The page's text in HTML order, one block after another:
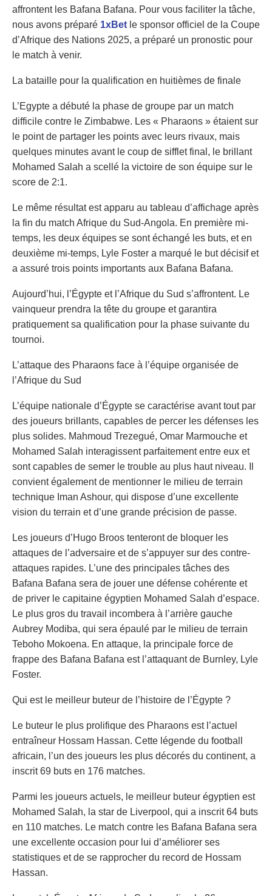
affrontent les Bafana Bafana. Pour vous faciliter la tâche,
nous avons préparé 1xBet le sponsor officiel de la Coupe
d’Afrique des Nations 2025, a préparé un pronostic pour
le match à venir.
La bataille pour la qualification en huitièmes de finale
L’Egypte a débuté la phase de groupe par un match
difficile contre le Zimbabwe. Les « Pharaons » étaient sur
le point de partager les points avec leurs rivaux, mais
quelques minutes avant le coup de sifflet final, le brillant
Mohamed Salah a scellé la victoire de son équipe sur le
score de 2:1.
Le même résultat est apparu au tableau d’affichage après
la fin du match Afrique du Sud-Angola. En première mi-
temps, les deux équipes se sont échangé les buts, et en
deuxième mi-temps, Lyle Foster a marqué le but décisif et
a assuré trois points importants aux Bafana Bafana.
Aujourd’hui, l’Égypte et l’Afrique du Sud s’affrontent. Le
vainqueur prendra la tête du groupe et garantira
pratiquement sa qualification pour la phase suivante du
tournoi.
L’attaque des Pharaons face à l’équipe organisée de
l’Afrique du Sud
L’équipe nationale d’Égypte se caractérise avant tout par
des joueurs brillants, capables de percer les défenses les
plus solides. Mahmoud Trezegué, Omar Marmouche et
Mohamed Salah interagissent parfaitement entre eux et
sont capables de semer le trouble au plus haut niveau. Il
convient également de mentionner le milieu de terrain
technique Iman Ashour, qui dispose d’une excellente
vision du terrain et d’une grande précision de passe.
Les joueurs d’Hugo Broos tenteront de bloquer les
attaques de l’adversaire et de s’appuyer sur des contre-
attaques rapides. L’une des principales tâches des
Bafana Bafana sera de jouer une défense cohérente et
de priver le capitaine égyptien Mohamed Salah d’espace.
Le plus gros du travail incombera à l’arrière gauche
Aubrey Modiba, qui sera épaulé par le milieu de terrain
Teboho Mokoena. En attaque, la principale force de
frappe des Bafana Bafana est l’attaquant de Burnley, Lyle
Foster.
Qui est le meilleur buteur de l’histoire de l’Égypte ?
Le buteur le plus prolifique des Pharaons est l’actuel
entraîneur Hossam Hassan. Cette légende du football
africain, l’un des joueurs les plus décorés du continent, a
inscrit 69 buts en 176 matches.
Parmi les joueurs actuels, le meilleur buteur égyptien est
Mohamed Salah, la star de Liverpool, qui a inscrit 64 buts
en 110 matches. Le match contre les Bafana Bafana sera
une excellente occasion pour lui d’améliorer ses
statistiques et de se rapprocher du record de Hossam
Hassan.